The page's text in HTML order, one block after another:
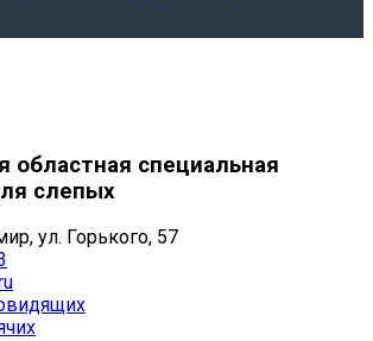
областная специальная
слепых
ул. Горького, 57